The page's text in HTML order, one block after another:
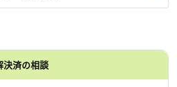
決済の相談